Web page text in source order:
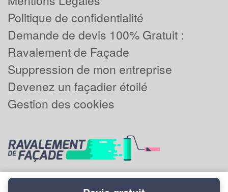
Politique de confidentialité
Demande de devis 100% Gratuit :
Ravalement de Façade
Suppression de mon entreprise
Devenez un façadier étoilé
Gestion des cookies